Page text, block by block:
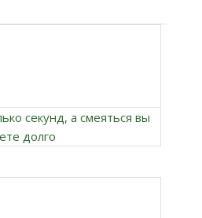
секунд, а смеяться вы
долго